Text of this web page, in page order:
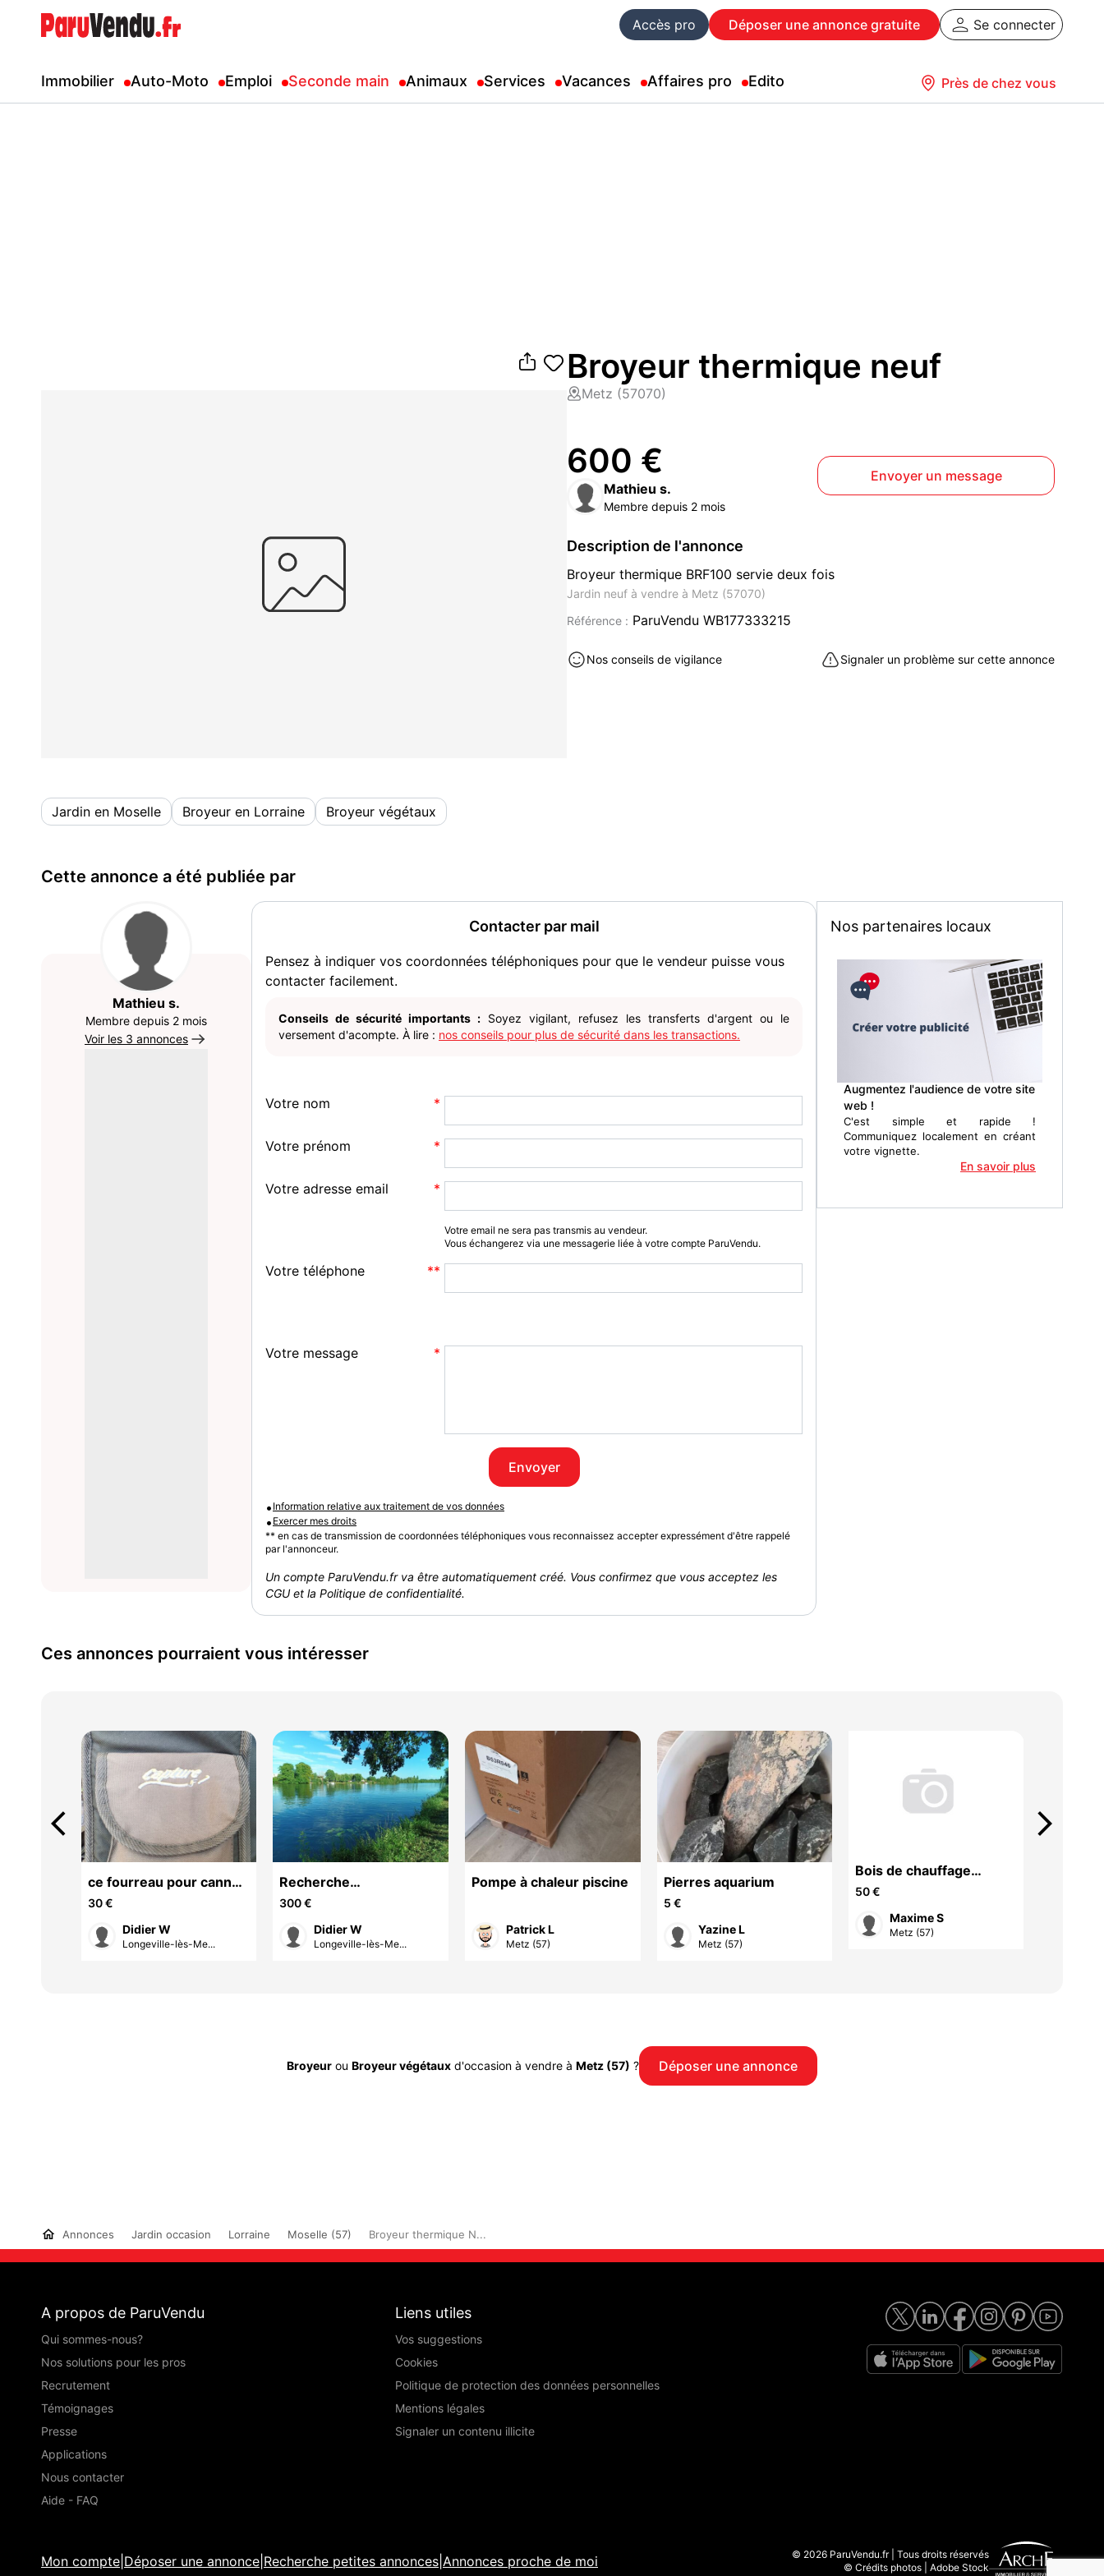
Accès pro Déposer une annonce gratuite Se connecter
Immobilier Auto-Moto Emploi Seconde main Animaux Services Vacances Affaires pro Edito Près de chez vous
Broyeur thermique neuf
Metz (57070)
600 €
Mathieu s.
Membre depuis 2 mois
Envoyer un message
Description de l'annonce
Broyeur thermique BRF100 servie deux fois
Jardin neuf à vendre à Metz (57070)
Référence : ParuVendu WB177333215
Nos conseils de vigilance Signaler un problème sur cette annonce
Jardin en Moselle Broyeur en Lorraine Broyeur végétaux
Cette annonce a été publiée par
Mathieu s.
Membre depuis 2 mois
Voir les 3 annonces
Contacter par mail
Pensez à indiquer vos coordonnées téléphoniques pour que le vendeur puisse vous
contacter facilement.
Conseils de sécurité importants : Soyez vigilant, refusez les transferts d'argent ou le
versement d'acompte. À lire : nos conseils pour plus de sécurité dans les transactions.
Votre nom
Votre prénom
Votre adresse email
Votre email ne sera pas transmis au vendeur.
Vous échangerez via une messagerie liée à votre compte ParuVendu.
Votre téléphone
Votre message
Envoyer
• Information relative aux traitement de vos données
• Exercer mes droits
** en cas de transmission de coordonnées téléphoniques vous reconnaissez accepter expressément d'être rappelé
par l'annonceur.
Un compte ParuVendu.fr va être automatiquement créé. Vous confirmez que vous acceptez les
CGU et la Politique de confidentialité.
Nos partenaires locaux
Augmentez l'audience de votre site
web !
C'est simple et rapide !
Communiquez localement en créant
votre vignette.
En savoir plus
Ces annonces pourraient vous intéresser
ce fourreau pour cannes
à pêche au coup
30 €
Didier W
Longeville-lès-Me...
Recherche
emplacement de pêche
a l année dans un étang
300 €
Didier W
Longeville-lès-Me...
Pompe à chaleur piscine
Patrick L
Metz (57)
Pierres aquarium
5 €
Yazine L
Metz (57)
Bois de chauffage
(résineux)
50 €
Maxime S
Metz (57)
arrow_back_ios arrow_forward_ios
Broyeur ou Broyeur végétaux d'occasion à vendre à Metz (57) ? Déposer une annonce
Annonces Jardin occasion Lorraine Moselle (57) Broyeur thermique N...
A propos de ParuVendu
Qui sommes-nous?
Nos solutions pour les pros
Recrutement
Témoignages
Presse
Applications
Nous contacter
Aide - FAQ
Liens utiles
Vos suggestions
Cookies
Politique de protection des données personnelles
Mentions légales
Signaler un contenu illicite
Mon compte Déposer une annonce Recherche petites annonces Annonces proche de moi
© 2026 ParuVendu.fr | Tous droits réservés
© Crédits photos | Adobe Stock